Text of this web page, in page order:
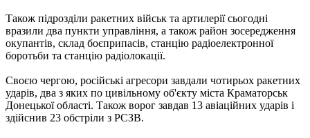
Також підрозділи ракетних військ та артилерії сьогодні
вразили два пункти управління, а також район зосередження
окупантів, склад боєприпасів, станцію радіоелектронної
боротьби та станцію радіолокації.
Своєю чергою, російські агресори завдали чотирьох ракетних
ударів, два з яких по цивільному об'єкту міста Краматорськ
Донецької області. Також ворог завдав 13 авіаційних ударів і
здійснив 23 обстріли з РСЗВ.